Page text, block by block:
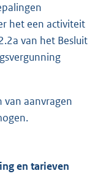
het een activiteit
van het Besluit
aanvragen
en tarieven